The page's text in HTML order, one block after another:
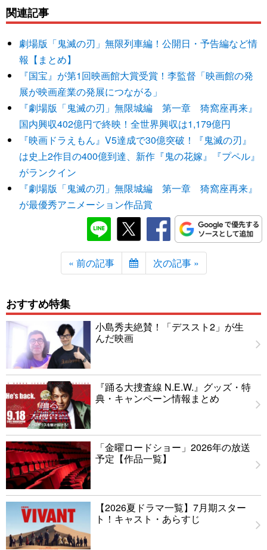
関連記事
劇場版「鬼滅の刃」無限列車編！公開日・予告編など情
報【まとめ】
『国宝』が第1回映画館大賞受賞！李監督「映画館の発
展が映画産業の発展につながる」
『劇場版「鬼滅の刃」無限城編 第一章 猗窩座再来』
国内興収402億円で終映！全世界興収は1,179億円
『映画ドラえもん』V5達成で30億突破！『鬼滅の刃』
は史上2作目の400億到達、新作『鬼の花嫁』『プペル』
がランクイン
『劇場版「鬼滅の刃」無限城編 第一章 猗窩座再来』
が最優秀アニメーション作品賞
« 前の記事 次の記事 »
おすすめ特集
小島秀夫絶賛！「デススト2」が生
んだ映画
『踊る大捜査線 N.E.W.』グッズ・特
典・キャンペーン情報まとめ
「金曜ロードショー」2026年の放送
予定【作品一覧】
【2026夏ドラマ一覧】7月期スター
ト！キャスト・あらすじ